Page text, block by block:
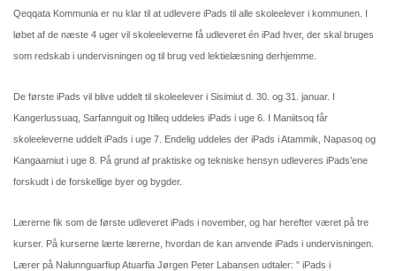
Qeqqata Kommunia er nu klar til at udlevere iPads til alle skoleelever i kommunen. I
løbet af de næste 4 uger vil skoleeleverne få udleveret én iPad hver, der skal bruges
som redskab i undervisningen og til brug ved lektielæsning derhjemme.
De første iPads vil blive uddelt til skoleelever i Sisimiut d. 30. og 31. januar. I
Kangerlussuaq, Sarfannguit og Itilleq uddeles iPads i uge 6. I Maniitsoq får
skoleeleverne uddelt iPads i uge 7. Endelig uddeles der iPads i Atammik, Napasoq og
Kangaamiut i uge 8. På grund af praktiske og tekniske hensyn udleveres iPads’ene
forskudt i de forskellige byer og bygder.
Lærerne fik som de første udleveret iPads i november, og har herefter været på tre
kurser. På kurserne lærte lærerne, hvordan de kan anvende iPads i undervisningen.
Lærer på Nalunnguarfiup Atuarfia Jørgen Peter Labansen udtaler: ” iPads i